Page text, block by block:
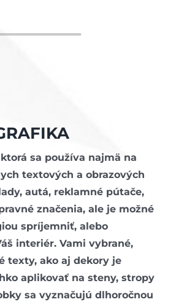
sa používa najmä na
textových a obrazových
autá, reklamné pútače,
značenia, ale je možné
spríjemniť, alebo
interiér. Vami vybrané,
texty, ako aj dekory je
aplikovať na steny, stropy
sa vyznačujú dlhoročnou